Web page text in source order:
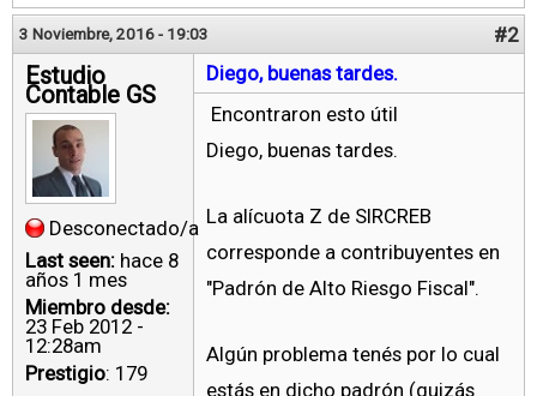
3 Noviembre, 2016 - 19:03 #2
Estudio
Contable GS
Desconectado/a
Last seen: hace 8
años 1 mes
Miembro desde:
23 Feb 2012 -
12:28am
Prestigio: 179
Diego, buenas tardes.
Encontraron esto útil
Diego, buenas tardes.
La alícuota Z de SIRCREB
corresponde a contribuyentes en
"Padrón de Alto Riesgo Fiscal".
Algún problema tenés por lo cual
estás en dicho padrón (quizás